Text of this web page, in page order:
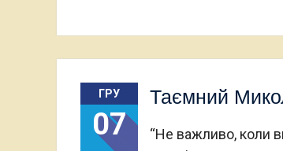
ГРУ
07
Таємний
“Не важливо, коли